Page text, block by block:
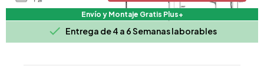
Envío y Montaje Gratis Plus+
 Entrega de 4 a 6 Semanas laborables